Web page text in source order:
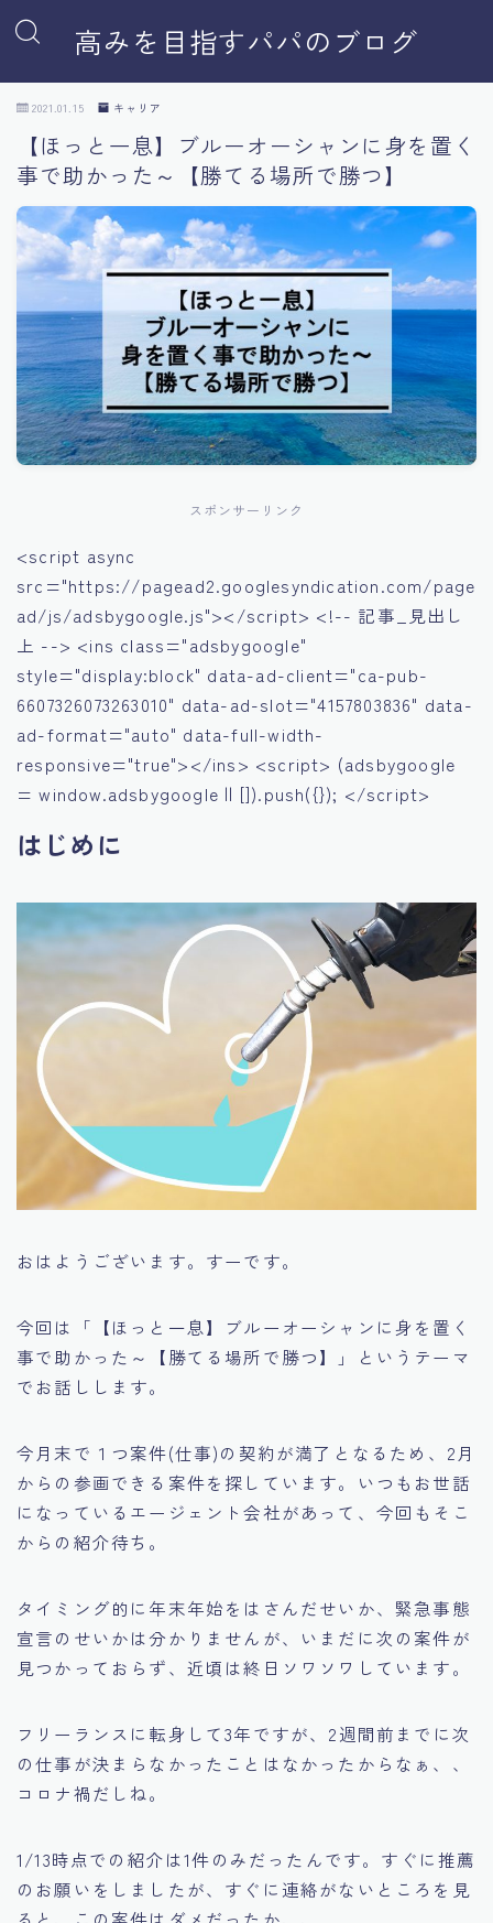
高みを目指すパパのブログ
2021.01.15 キャリア
【ほっと一息】ブルーオーシャンに身を置く
事で助かった～【勝てる場所で勝つ】
スポンサーリンク
<script async
src="https://pagead2.googlesyndication.com/page
ad/js/adsbygoogle.js"></script> <!-- 記事_見出し
上 --> <ins class="adsbygoogle"
style="display:block" data-ad-client="ca-pub-
6607326073263010" data-ad-slot="4157803836" data-
ad-format="auto" data-full-width-
responsive="true"></ins> <script> (adsbygoogle
= window.adsbygoogle || []).push({}); </script>
はじめに
おはようございます。すーです。
今回は「【ほっと一息】ブルーオーシャンに身を置く
事で助かった～【勝てる場所で勝つ】」というテーマ
でお話しします。
今月末で１つ案件(仕事)の契約が満了となるため、2月
からの参画できる案件を探しています。いつもお世話
になっているエージェント会社があって、今回もそこ
からの紹介待ち。
タイミング的に年末年始をはさんだせいか、緊急事態
宣言のせいかは分かりませんが、いまだに次の案件が
見つかっておらず、近頃は終日ソワソワしています。
フリーランスに転身して3年ですが、2週間前までに次
の仕事が決まらなかったことはなかったからなぁ、、
コロナ禍だしね。
1/13時点での紹介は1件のみだったんです。すぐに推薦
のお願いをしましたが、すぐに連絡がないところを見